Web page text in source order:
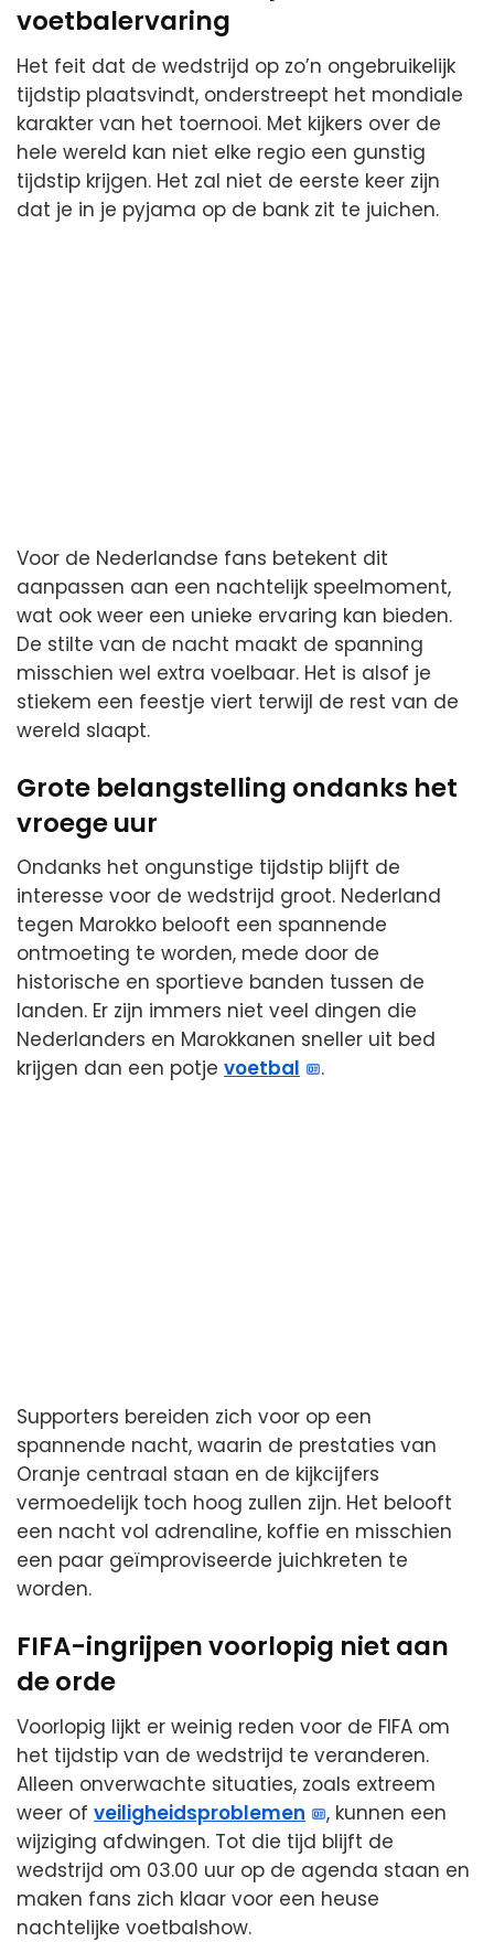
voetbalervaring
Het feit dat de wedstrijd op zo’n ongebruikelijk
tijdstip plaatsvindt, onderstreept het mondiale
karakter van het toernooi. Met kijkers over de
hele wereld kan niet elke regio een gunstig
tijdstip krijgen. Het zal niet de eerste keer zijn
dat je in je pyjama op de bank zit te juichen.
Voor de Nederlandse fans betekent dit
aanpassen aan een nachtelijk speelmoment,
wat ook weer een unieke ervaring kan bieden.
De stilte van de nacht maakt de spanning
misschien wel extra voelbaar. Het is alsof je
stiekem een feestje viert terwijl de rest van de
wereld slaapt.
Grote belangstelling ondanks het
vroege uur
Ondanks het ongunstige tijdstip blijft de
interesse voor de wedstrijd groot. Nederland
tegen Marokko belooft een spannende
ontmoeting te worden, mede door de
historische en sportieve banden tussen de
landen. Er zijn immers niet veel dingen die
Nederlanders en Marokkanen sneller uit bed
krijgen dan een potje voetbal .
Supporters bereiden zich voor op een
spannende nacht, waarin de prestaties van
Oranje centraal staan en de kijkcijfers
vermoedelijk toch hoog zullen zijn. Het belooft
een nacht vol adrenaline, koffie en misschien
een paar geïmproviseerde juichkreten te
worden.
FIFA-ingrijpen voorlopig niet aan
de orde
Voorlopig lijkt er weinig reden voor de FIFA om
het tijdstip van de wedstrijd te veranderen.
Alleen onverwachte situaties, zoals extreem
weer of veiligheidsproblemen
, kunnen een
wijziging afdwingen. Tot die tijd blijft de
wedstrijd om 03.00 uur op de agenda staan en
maken fans zich klaar voor een heuse
nachtelijke voetbalshow.